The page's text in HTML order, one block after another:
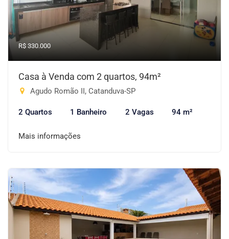
R$ 330.000
Casa à Venda com 2 quartos, 94m²
Agudo Romão II, Catanduva-SP
2 Quartos 1 Banheiro 2 Vagas 94 m²
Mais informações